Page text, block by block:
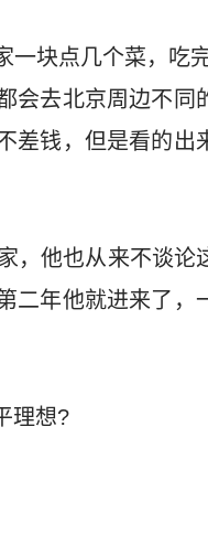
块点几个菜，吃
会去北京周边不同
差钱，但是看的出
，他也从来不谈论
二年他就进来了，
理想?